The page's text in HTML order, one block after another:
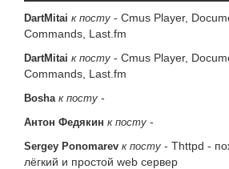
DartMitai к посту - Cmus Player,
Commands, Last.fm
DartMitai к посту - Cmus Player,
Commands, Last.fm
Bosha к посту -
Антон Федякин к посту -
Sergey Ponomarev к посту - Thttpd -
лёгкий и простой web сервер